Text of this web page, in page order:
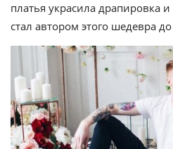
платья украсила драпировка
стал автором этого шедевра